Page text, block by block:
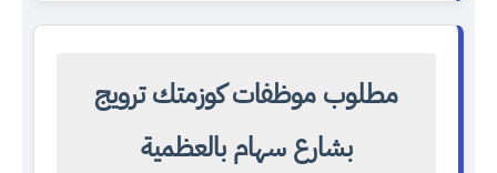
مطلوب موظفات كوزمتك ترويج
بشارع سهام بالعظمية